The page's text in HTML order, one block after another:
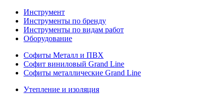
Инструмент
Инструменты по бренду
Инструменты по видам работ
Оборудование
Софиты Металл и ПВХ
Софит виниловый Grand Line
Софиты металлические Grand Line
Утепление и изоляция